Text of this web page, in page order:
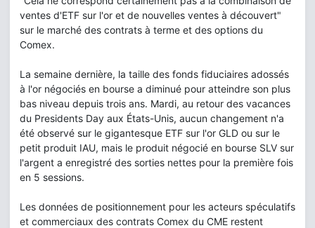
ventes d'ETF sur l'or et de nouvelles ventes à découvert"
sur le marché des contrats à terme et des options du
Comex.
La semaine dernière, la taille des fonds fiduciaires adossés
à l'or négociés en bourse a diminué pour atteindre son plus
bas niveau depuis trois ans. Mardi, au retour des vacances
du Presidents Day aux États-Unis, aucun changement n'a
été observé sur le gigantesque ETF sur l'or GLD ou sur le
petit produit IAU, mais le produit négocié en bourse SLV sur
l'argent a enregistré des sorties nettes pour la première fois
en 5 sessions.
Les données de positionnement pour les acteurs spéculatifs
et commerciaux des contrats Comex du CME restent